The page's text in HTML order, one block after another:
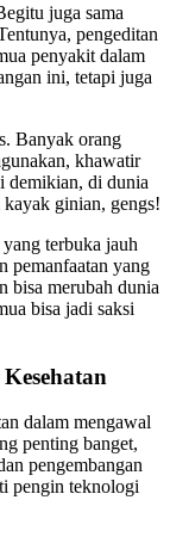
juga sama
pengeditan
penyakit dalam
ini, tetapi juga
Banyak orang
khawatir
demikian, di dunia
ginian, gengs!
terbuka jauh
pemanfaatan yang
bisa merubah dunia
bisa jadi saksi
dalam mengawal
penting banget,
pengembangan
pengin teknologi